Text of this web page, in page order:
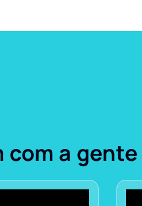
com a gente